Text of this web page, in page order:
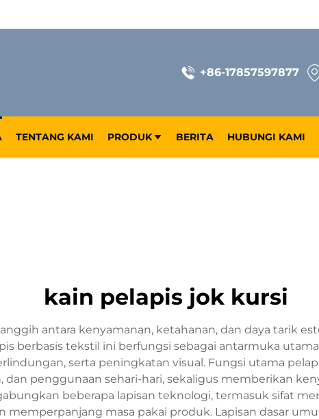
+86-17857597877
TENTANG KAMI PRODUK BERITA HUBUNGI KAMI
kain pelapis jok kursi
antara kenyamanan, ketahanan, dan daya tarik
berbasis tekstil ini berfungsi sebagai antarmuka
serta peningkatan visual. Fungsi utama
penggunaan sehari-hari, sekaligus memberikan
beberapa lapisan teknologi, termasuk sifat
memperpanjang masa pakai produk. Lapisan dasar